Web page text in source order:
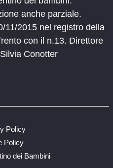
anche parziale.
11/2015 nel registro della
con il n.13. Direttore
Conotter
dei Bambini
Policy
Policy